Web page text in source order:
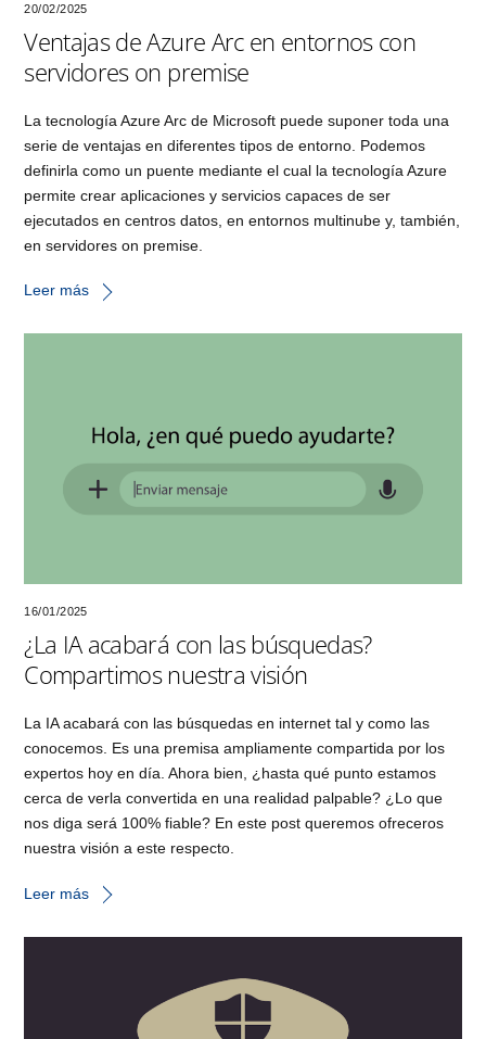
20/02/2025
Ventajas de Azure Arc en entornos con
servidores on premise
La tecnología Azure Arc de Microsoft puede suponer toda una
serie de ventajas en diferentes tipos de entorno. Podemos
definirla como un puente mediante el cual la tecnología Azure
permite crear aplicaciones y servicios capaces de ser
ejecutados en centros datos, en entornos multinube y, también,
en servidores on premise.
Leer más
16/01/2025
¿La IA acabará con las búsquedas?
Compartimos nuestra visión
La IA acabará con las búsquedas en internet tal y como las
conocemos. Es una premisa ampliamente compartida por los
expertos hoy en día. Ahora bien, ¿hasta qué punto estamos
cerca de verla convertida en una realidad palpable? ¿Lo que
nos diga será 100% fiable? En este post queremos ofreceros
nuestra visión a este respecto.
Leer más